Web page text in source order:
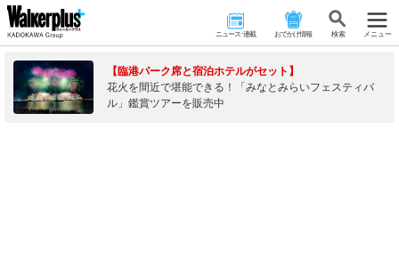
ニュース･連載 おでかけ情報 検 索 メニュー
【臨港パーク席と宿泊ホテルがセット】
花火を間近で堪能できる！「みなとみらいフェスティバ
ル」鑑賞ツアーを販売中